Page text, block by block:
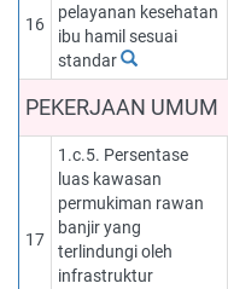
16
pelayanan kesehatan
ibu hamil sesuai
standar
PEKERJAAN UMUM
17
1.c.5. Persentase
luas kawasan
permukiman rawan
banjir yang
terlindungi oleh
infrastruktur